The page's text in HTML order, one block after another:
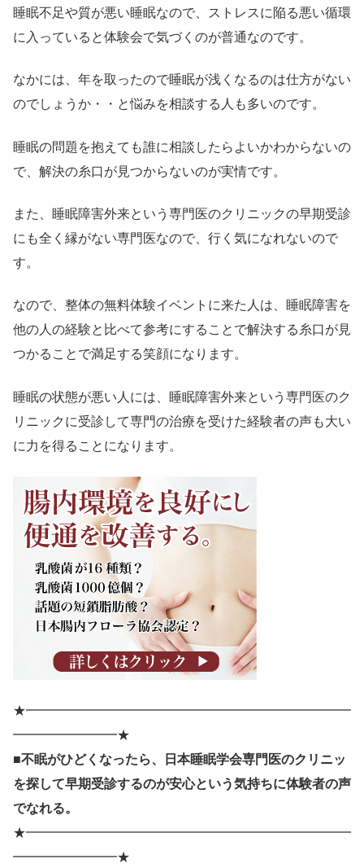
睡眠不足や質が悪い睡眠なので、ストレスに陥る悪い循環
に入っていると体験会で気づくのが普通なのです。
なかには、年を取ったので睡眠が浅くなるのは仕方がない
のでしょうか・・と悩みを相談する人も多いのです。
睡眠の問題を抱えても誰に相談したらよいかわからないの
で、解決の糸口が見つからないのが実情です。
また、睡眠障害外来という専門医のクリニックの早期受診
にも全く縁がない専門医なので、行く気になれないので
す。
なので、整体の無料体験イベントに来た人は、睡眠障害を
他の人の経験と比べて参考にすることで解決する糸口が見
つかることで満足する笑顔になります。
睡眠の状態が悪い人には、睡眠障害外来という専門医のク
リニックに受診して専門の治療を受けた経験者の声も大い
に力を得ることになります。
★━━━━━━━━━━━━━━━━━━━━━━━━━
━━━━━━━━★
■不眠がひどくなったら、日本睡眠学会専門医のクリニッ
を探して早期受診するのが安心という気持ちに体験者の声
でなれる。
★━━━━━━━━━━━━━━━━━━━━━━━━━
━━━━━━━━★